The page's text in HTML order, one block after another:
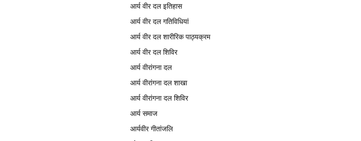
आर्य वीर दल इतिहास
आर्य वीर दल गतिविधियां
आर्य वीर दल शारीरिक पाठ्यक्रम
आर्य वीर दल शिविर
आर्य वीरांगना दल
आर्य वीरांगना दल शाखा
आर्य वीरांगना दल शिविर
आर्य समाज
आर्यवीर गीतांजलि